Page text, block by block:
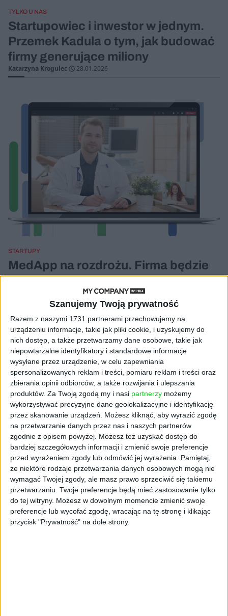
Szanujemy Twoją prywatność
Razem z naszymi 1731 partnerami przechowujemy na
urządzeniu informacje, takie jak pliki cookie, i uzyskujemy do
nich dostęp, a także przetwarzamy dane osobowe, takie jak
niepowtarzalne identyfikatory i standardowe informacje
wysyłane przez urządzenie, w celu zapewniania
spersonalizowanych reklam i treści, pomiaru reklam i treści oraz
zbierania opinii odbiorców, a także rozwijania i ulepszania
produktów. Za Twoją zgodą my i nasi partnerzy możemy
wykorzystywać precyzyjne dane geolokalizacyjne i identyfikację
przez skanowanie urządzeń. Możesz kliknąć, aby wyrazić zgodę
na przetwarzanie danych przez nas i naszych partnerów
zgodnie z opisem powyżej. Możesz też uzyskać dostęp do
bardziej szczegółowych informacji i zmienić swoje preferencje
przed wyrażeniem zgody lub odmówić jej wyrażenia.
Pamiętaj,
że niektóre rodzaje przetwarzania danych osobowych mogą nie
wymagać Twojej zgody, ale masz prawo sprzeciwić się takiemu
przetwarzaniu. Twoje preferencje będą mieć zastosowanie tylko
do tej witryny. Możesz w dowolnym momencie zmienić swoje
preferencje lub wycofać zgodę, wracając na tę stronę i klikając
przycisk "Prywatność" na dole strony.
TYLKO U NAS
Startupowiec i inwestor w jednym.
Przemek Kadula o tym, jak budować
firmy generujące miliony
Katarzyna Krogulec 28.01.2026
STARTUPY
MedApp na rozdrożu. Firma będzie
szukała nowego inwestora
27.02.2023
MOJA FIRMA
Miliony w trzy minuty. Jak mówić
o swoim pomyśle biznesowym, by
do niego przekonać?